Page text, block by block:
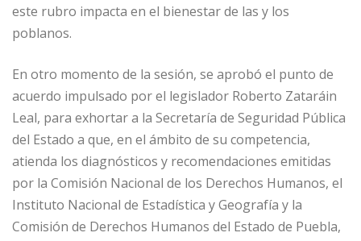
este rubro impacta en el bienestar de las y los
poblanos.
En otro momento de la sesión, se aprobó el punto de
acuerdo impulsado por el legislador Roberto Zataráin
Leal, para exhortar a la Secretaría de Seguridad Pública
del Estado a que, en el ámbito de su competencia,
atienda los diagnósticos y recomendaciones emitidas
por la Comisión Nacional de los Derechos Humanos, el
Instituto Nacional de Estadística y Geografía y la
Comisión de Derechos Humanos del Estado de Puebla,